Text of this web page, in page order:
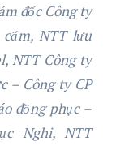
đốc Công ty
cẩm,NTT lưu
,NTT Công ty
– Công ty CP
đồng phục –
Nghi,NTT